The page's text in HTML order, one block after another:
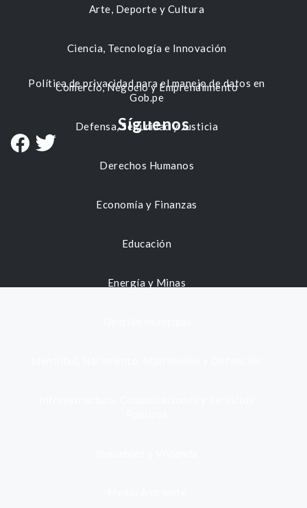
Arte, Deporte y Cultura
Ciencia, Tecnología e Innovación
Comercio, Negocio y Emprendimiento
Defensa, Seguridad y Justicia
Derechos Humanos
Economía y Finanzas
Educación
Energía y Minas
Política de privacidad para el manejo de datos en
Gob.pe
Síguenos